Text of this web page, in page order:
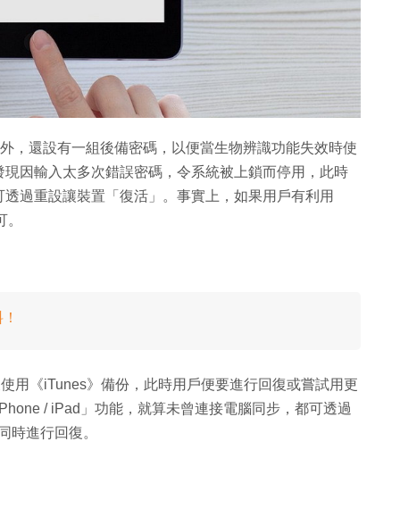
，還設有一組後備密碼，以便當生物辨識功能失效時使
因輸入太多次錯誤密碼，令系統被上鎖而停用，此時
過重設讓裝置「復活」。事實上，如果用戶有利用
用《iTunes》備份，此時用戶便要進行回復或嘗試用更
/ iPad」功能，就算未曾連接電腦同步，都可透過
時進行回復。